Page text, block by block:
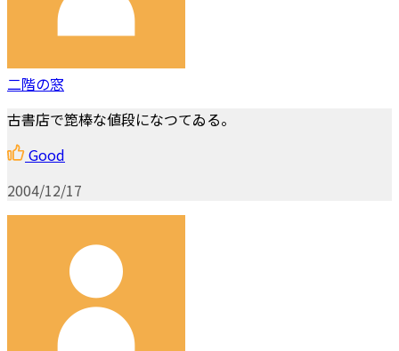
二階の窓
古書店で箆棒な値段になつてゐる。
Good
2004/12/17